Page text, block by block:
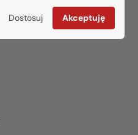
Dostosuj Akceptuję